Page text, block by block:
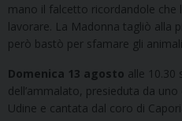
mano il falcetto ricordandole che
lavorare. La Madonna tagliò alla
però bastò per sfamare gli
Domenica 13 agosto alle 10.30
dell’ammalato, presieduta da uno
Udine e cantata dal coro di